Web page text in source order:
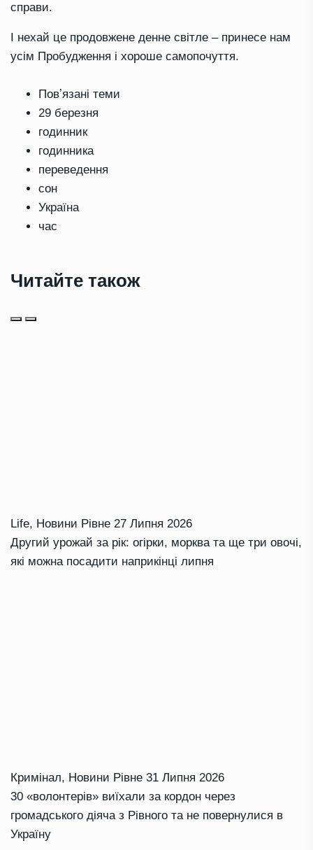
справи.
І нехай це продовжене денне світле – принесе нам
усім Пробудження і хороше самопочуття.
Повʼязані теми
29 березня
годинник
годинника
переведення
сон
Україна
час
Читайте також
Life, Новини Рівне 27 Липня 2026
Другий урожай за рік: огірки, морква та ще три овочі,
які можна посадити наприкінці липня
Кримінал, Новини Рівне 31 Липня 2026
30 «волонтерів» виїхали за кордон через
громадського діяча з Рівного та не повернулися в
Україну